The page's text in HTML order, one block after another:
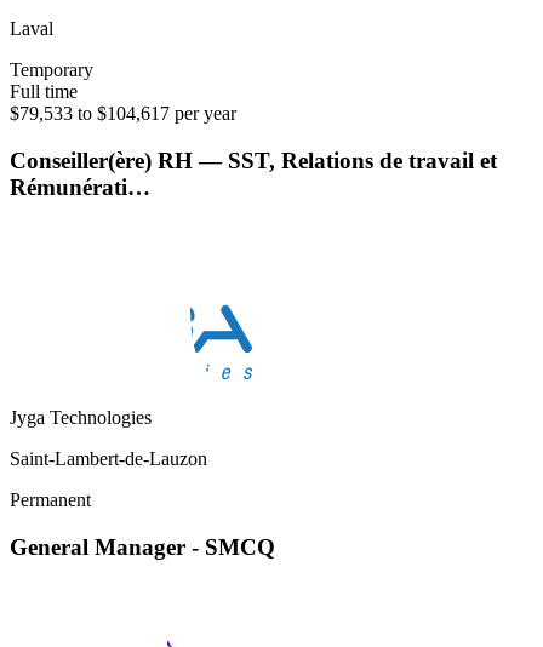
Laval
Temporary
Full time
$79,533 to $104,617 per year
Conseiller(ère) RH — SST, Relations de travail et
Rémunérati…
Jyga Technologies
Saint-Lambert-de-Lauzon
Permanent
General Manager - SMCQ